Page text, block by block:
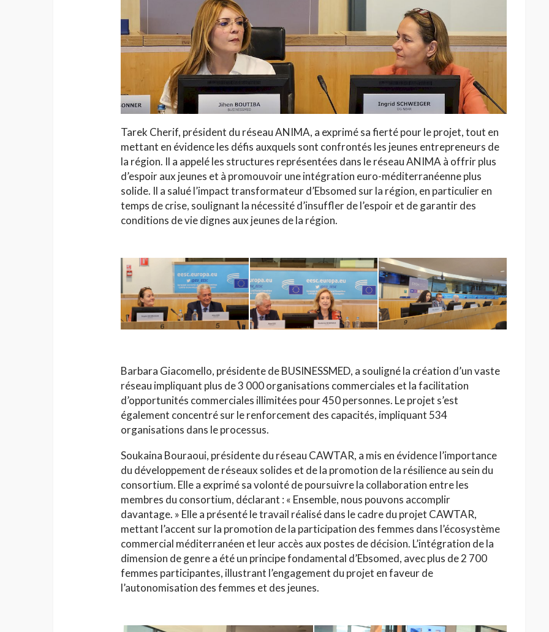
Tarek Cherif, président du réseau ANIMA, a exprimé sa fierté pour le projet, tout en
mettant en évidence les défis auxquels sont confrontés les jeunes entrepreneurs de
la région. Il a appelé les structures représentées dans le réseau ANIMA à offrir plus
d’espoir aux jeunes et à promouvoir une intégration euro-méditerranéenne plus
solide. Il a salué l’impact transformateur d’Ebsomed sur la région, en particulier en
temps de crise, soulignant la nécessité d’insuffler de l’espoir et de garantir des
conditions de vie dignes aux jeunes de la région.
Barbara Giacomello, présidente de BUSINESSMED, a souligné la création d’un vaste
réseau impliquant plus de 3 000 organisations commerciales et la facilitation
d’opportunités commerciales illimitées pour 450 personnes. Le projet s’est
également concentré sur le renforcement des capacités, impliquant 534
organisations dans le processus.
Soukaina Bouraoui, présidente du réseau CAWTAR, a mis en évidence l’importance
du développement de réseaux solides et de la promotion de la résilience au sein du
consortium. Elle a exprimé sa volonté de poursuivre la collaboration entre les
membres du consortium, déclarant : « Ensemble, nous pouvons accomplir
davantage. » Elle a présenté le travail réalisé dans le cadre du projet CAWTAR,
mettant l’accent sur la promotion de la participation des femmes dans l’écosystème
commercial méditerranéen et leur accès aux postes de décision. L’intégration de la
dimension de genre a été un principe fondamental d’Ebsomed, avec plus de 2 700
femmes participantes, illustrant l’engagement du projet en faveur de
l’autonomisation des femmes et des jeunes.